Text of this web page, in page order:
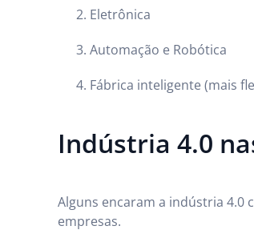
Eletrônica
Automação e Robótica
Fábrica inteligente (mais
Indústria 4.0
Alguns encaram a indústria 4.0
empresas.